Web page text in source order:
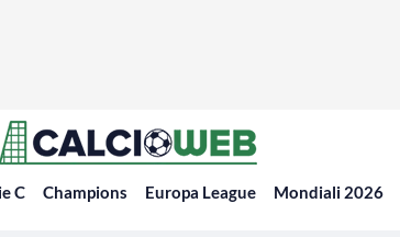
C Champions Europa League Mondiali 2026